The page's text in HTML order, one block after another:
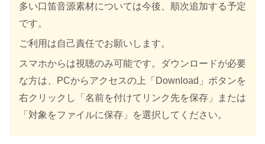
多い口笛音源素材については今後、順次追加する予定
です。
ご利用は自己責任でお願いします。
スマホからは視聴のみ可能です。ダウンロードが必要
な方は、PCからアクセスの上「Download」ボタンを
右クリックし「名前を付けてリンク先を保存」または
「対象をファイルに保存」を選択してください。